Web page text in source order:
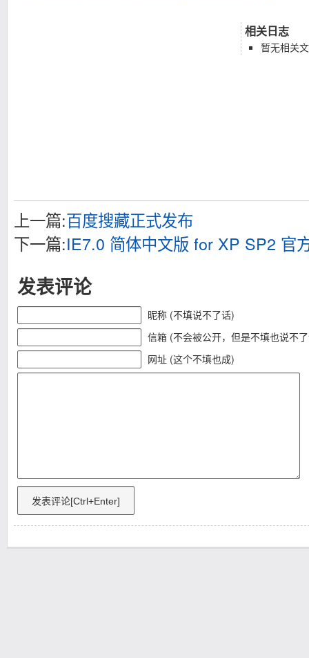
相关日志
暂无相关
上一篇:百度搜藏正式发布
下一篇:IE7.0 简体中文版 for XP SP2 官
发表评论
昵称 (不填说不了话)
信箱 (不会被公开，但是不填也说不
网址 (这个不填也成)